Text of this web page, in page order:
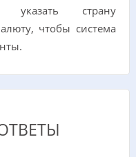
указать страну
чтобы система